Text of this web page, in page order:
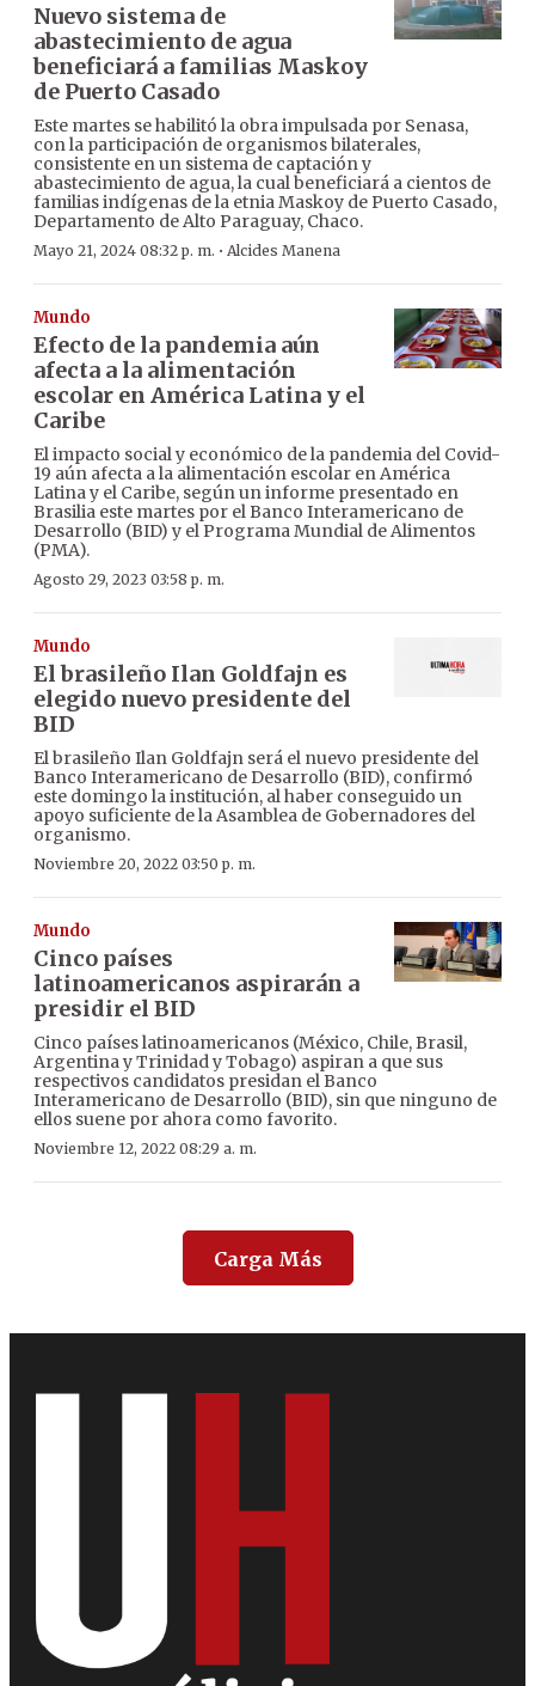
Nuevo sistema de
abastecimiento de agua
beneficiará a familias Maskoy
de Puerto Casado
Este martes se habilitó la obra impulsada por Senasa,
con la participación de organismos bilaterales,
consistente en un sistema de captación y
abastecimiento de agua, la cual beneficiará a cientos de
familias indígenas de la etnia Maskoy de Puerto Casado,
Departamento de Alto Paraguay, Chaco.
Mayo 21, 2024 08:32 p. m. · Alcides Manena
Mundo
Efecto de la pandemia aún
afecta a la alimentación
escolar en América Latina y el
Caribe
El impacto social y económico de la pandemia del Covid-
19 aún afecta a la alimentación escolar en América
Latina y el Caribe, según un informe presentado en
Brasilia este martes por el Banco Interamericano de
Desarrollo (BID) y el Programa Mundial de Alimentos
(PMA).
Agosto 29, 2023 03:58 p. m.
Mundo
El brasileño Ilan Goldfajn es
elegido nuevo presidente del
BID
El brasileño Ilan Goldfajn será el nuevo presidente del
Banco Interamericano de Desarrollo (BID), confirmó
este domingo la institución, al haber conseguido un
apoyo suficiente de la Asamblea de Gobernadores del
organismo.
Noviembre 20, 2022 03:50 p. m.
Mundo
Cinco países
latinoamericanos aspirarán a
presidir el BID
Cinco países latinoamericanos (México, Chile, Brasil,
Argentina y Trinidad y Tobago) aspiran a que sus
respectivos candidatos presidan el Banco
Interamericano de Desarrollo (BID), sin que ninguno de
ellos suene por ahora como favorito.
Noviembre 12, 2022 08:29 a. m.
Carga Más